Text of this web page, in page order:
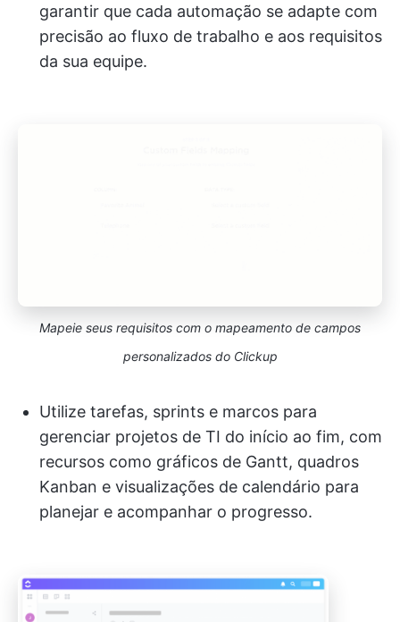
garantir que cada automação se adapte com
precisão ao fluxo de trabalho e aos requisitos
da sua equipe.
Mapeie seus requisitos com o mapeamento de campos
personalizados do Clickup
Utilize tarefas, sprints e marcos para
gerenciar projetos de TI do início ao fim, com
recursos como gráficos de Gantt, quadros
Kanban e visualizações de calendário para
planejar e acompanhar o progresso.